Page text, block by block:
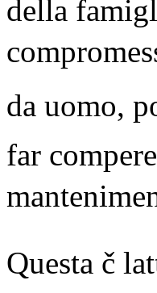
della
da uomo,
far
Questa č